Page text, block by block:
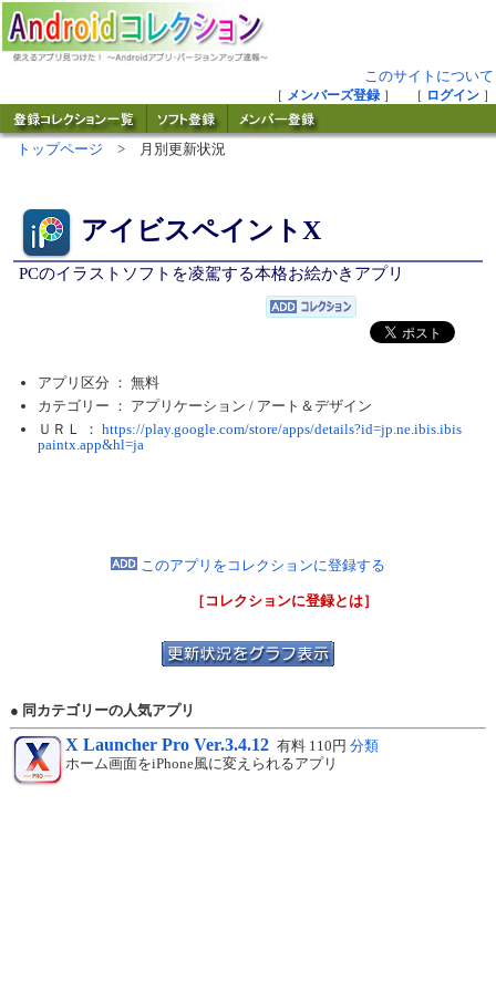
このサイトについて
［ メンバーズ登録］ ［ ログイン ］
トップページ > 月別更新状況
アイビスペイントX
PCのイラストソフトを凌駕する本格お絵かきアプリ
アプリ区分 ： 無料
カテゴリー ： アプリケーション / アート＆デザイン
ＵＲＬ ： https://play.google.com/store/apps/details?id=jp.ne.ibis.ibis
paintx.app&hl=ja
このアプリをコレクションに登録する
［コレクションに登録とは］
● 同カテゴリーの人気アプリ
X Launcher Pro Ver.3.4.12 有料 110円 分類
ホーム画面をiPhone風に変えられるアプリ